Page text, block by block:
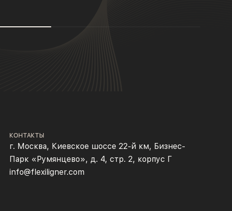
КОНТАКТЫ
г. Москва, Киевское шоссе 22-й км, Бизнес-
Парк «Румянцево», д. 4, стр. 2, корпус Г
info@flexiligner.com